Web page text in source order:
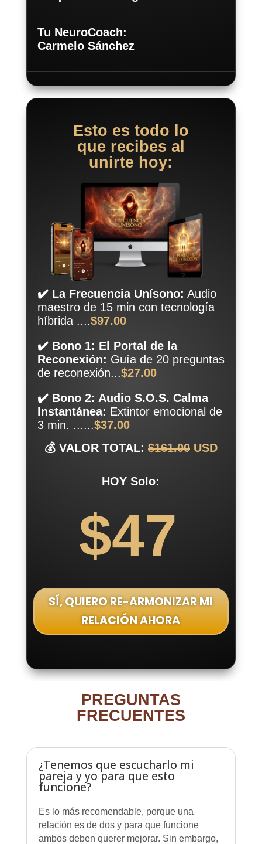
Tu NeuroCoach:
Carmelo Sánchez
Esto es todo lo
que recibes al
unirte hoy:
✔️ La Frecuencia Unísono: Audio
maestro de 15 min con tecnología
híbrida ....$97.00
✔️ Bono 1: El Portal de la
Reconexión: Guía de 20 preguntas
de reconexión...$27.00
✔️ Bono 2: Audio S.O.S. Calma
Instantánea: Extintor emocional de
3 min. ......$37.00
💰 VALOR TOTAL: $161.00USD
HOY Solo:
$47
SÍ, QUIERO RE-ARMONIZAR MI
RELACIÓN AHORA
PREGUNTAS
FRECUENTES
¿Tenemos que escucharlo mi
pareja y yo para que esto
funcione?
Es lo más recomendable, porque una
relación es de dos y para que funcione
ambos deben querer mejorar. Sin embargo,